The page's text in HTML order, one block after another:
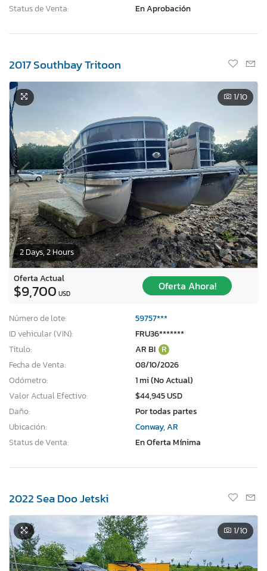
Status de Venta:
En Aprobación
2017 Southbay Tritoon
2 Days, 2 Hours
1/10
Oferta Actual
$9,700 USD
Oferta Ahora!
Número de lote:
59757***
ID vehicular (VIN):
FRU36*******
Título:
AR BI R
Fecha de Venta:
08/10/2026
Odómetro:
1 mi (No Actual)
Valor Actual Efectivo:
$44,945 USD
Daño:
Por todas partes
Ubicación:
Conway, AR
Status de Venta:
En Oferta Mínima
2022 Sea Doo Jetski
1/10